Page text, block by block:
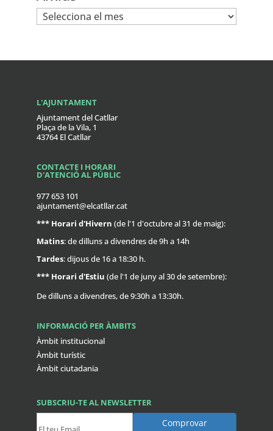
Arxius
L'AJUNTAMENT
Ajuntament del Catllar
Plaça de la Vila, 1
43764 El Catllar
CONTACTE I HORARI
D'ATENCIÓ AL PÚBLIC
977 653 101
ajuntament@elcatllar.cat
*** Horari d'Hivern (de l'1 d'octubre al 31 de maig):
Matins: de dilluns a divendres de 9h a 14h
Tardes: dijous de 16 a 18:30 h.
*** Horari d'Estiu (de l'1 de juny al 30 de setembre):
De dilluns a divendres, de 9:30h a 13:30h.
INFORMACIÓ PER ÀMBITS
Àmbit institucional
Àmbit turístic
Àmbit ciutadania
SUBSCRIU-TE AL NEWSLETTER